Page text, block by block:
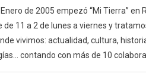
Enero de 2005 empezó “Mi Tierra”
de 11 a 2 de lunes a viernes y
vivimos: actualidad, cultura,
contando con más de 10